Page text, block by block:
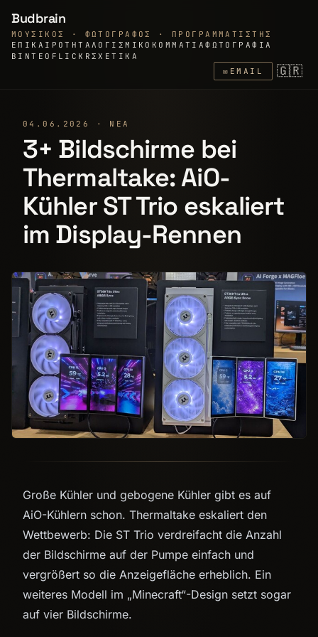
Budbrain
ΜΟΥΣΙΚΌΣ · ΦΩΤΟΓΡΆΦΟΣ · ΠΡΟΓΡΑΜΜΑΤΙΣΤΉΣ
ΕΠΙΚΑΙΡΌΤΗΤΑΛΟΓΙΣΜΙΚΌ ΚΟΜΜΆΤΙΑΦΩΤΟΓΡΑΦΊΑ
ΒΊΝΤΕΟ FLICKRΣΧΕΤΙΚΆ
✉ EMAIL 🇬🇷
04.06.2026 · ΝΈΑ
3+ Bildschirme bei
Thermaltake: AiO-
Kühler ST Trio eskaliert
im Display-Rennen
Große Kühler und gebogene Kühler gibt es auf
AiO-Kühlern schon. Thermaltake eskaliert den
Wettbewerb: Die ST Trio verdreifacht die Anzahl
der Bildschirme auf der Pumpe einfach und
vergrößert so die Anzeigefläche erheblich. Ein
weiteres Modell im „Minecraft“-Design setzt sogar
auf vier Bildschirme.